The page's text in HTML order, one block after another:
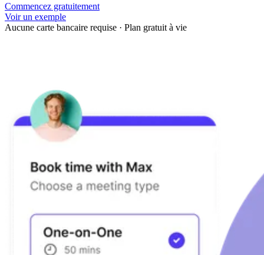
Commencez gratuitement
Voir un exemple
Aucune carte bancaire requise · Plan gratuit à vie